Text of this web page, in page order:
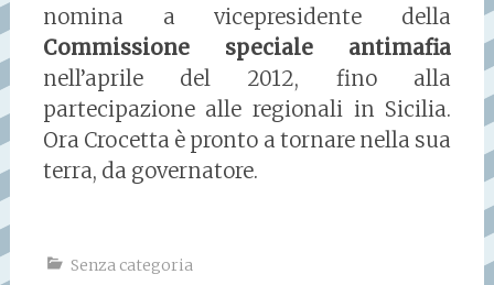
nomina a vicepresidente della
Commissione speciale antimafia
nell’aprile del 2012, fino alla
partecipazione alle regionali in Sicilia.
Ora Crocetta è pronto a tornare nella sua
terra, da governatore.
Senza categoria